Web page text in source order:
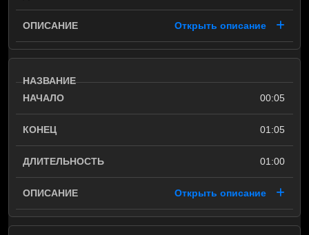
Открыть описание
00:05
01:05
01:00
Открыть описание